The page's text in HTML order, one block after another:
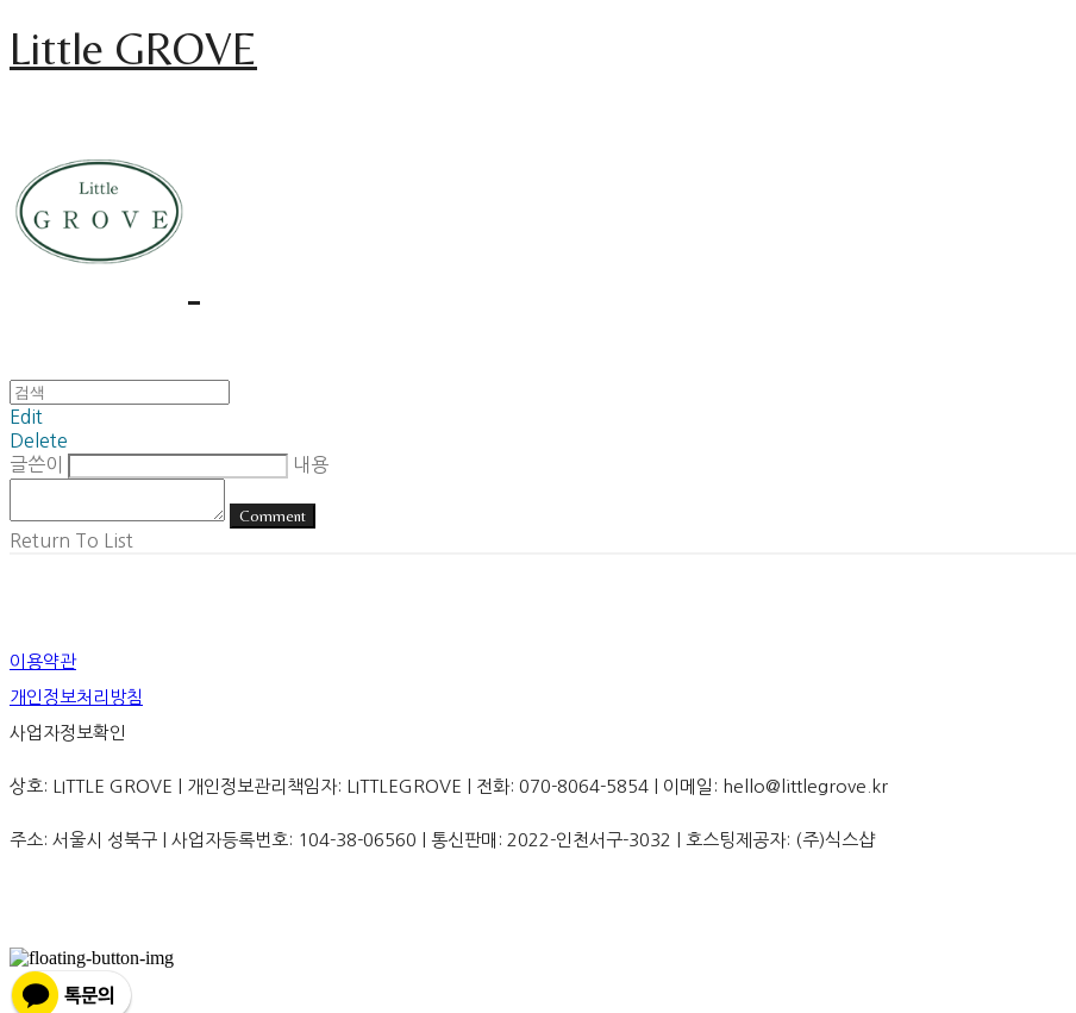
Little GROVE
Edit
Delete
글쓴이
내용
Comment
Return To List
이용약관
개인정보처리방침
사업자정보확인
상호: LITTLE GROVE | 개인정보관리책임자: LITTLEGROVE | 전화: 070-8064-5854 | 이메일: hello@littlegrove.kr
주소: 서울시 성북구 | 사업자등록번호: 104-38-06560 | 통신판매: 2022-인천서구-3032 | 호스팅제공자: (주)식스샵